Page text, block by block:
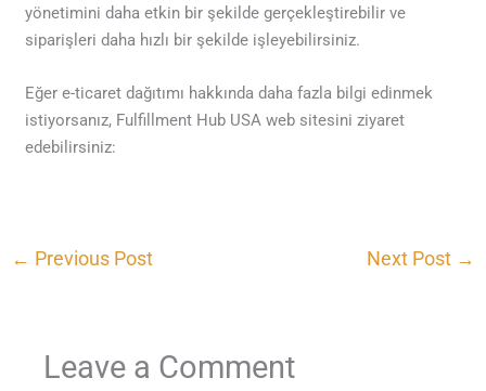
yönetimini daha etkin bir şekilde gerçekleştirebilir ve
siparişleri daha hızlı bir şekilde işleyebilirsiniz.
Eğer e-ticaret dağıtımı hakkında daha fazla bilgi edinmek
istiyorsanız, Fulfillment Hub USA web sitesini ziyaret
edebilirsiniz:
← Previous Post Next Post →
Leave a Comment